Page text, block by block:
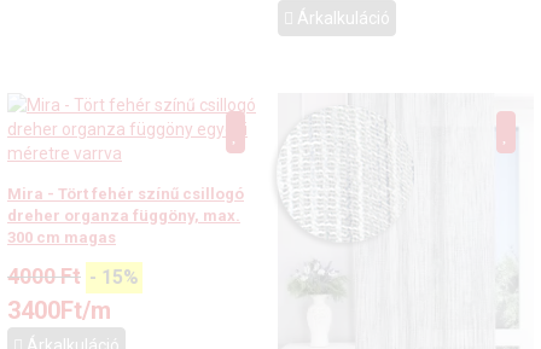
Árkalkuláció
Mira - Tört fehér színű csillogó
dreher organza függöny, max.
300 cm magas
4000Ft - 15%
3400Ft/m